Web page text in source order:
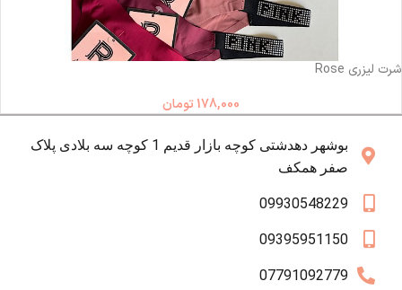
شرت لیزری Rose
178,000 تومان
بوشهر دهدشتی کوچه بازار قدیم 1 کوچه سه بلادی پلاک
صفر همکف
09930548229
09395951150
07791092779